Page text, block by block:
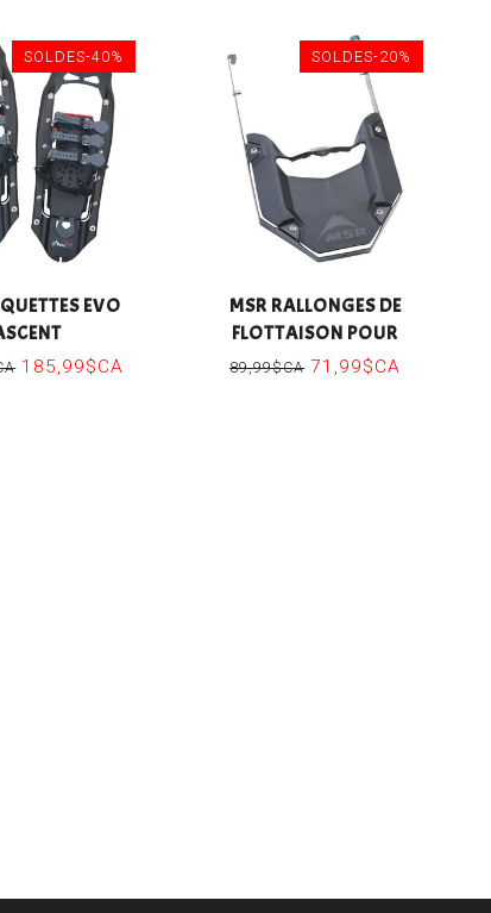
SOLDES-40%
EVO
185,99$CA
SOLDES-20%
MSR RALLONGES DE
FLOTTAISON POUR
RAQUETTES REVO
89,99$CA 71,99$CA